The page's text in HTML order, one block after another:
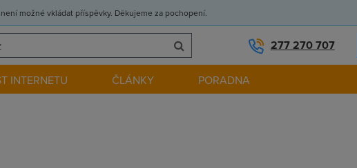
možné vkládat příspěvky. Děkujeme za pochopení.
277 270 707
INTERNETU ČLÁNKY PORADNA